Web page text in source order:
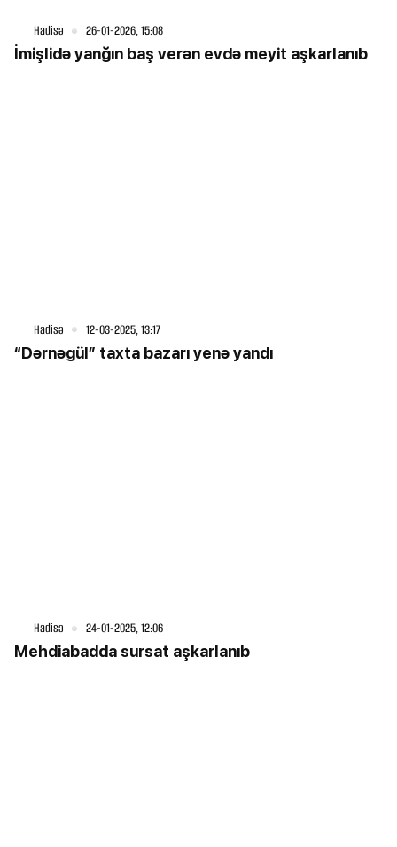
Hadisə 26-01-2026, 15:08
İmişlidə yanğın baş verən evdə meyit aşkarlanıb
Hadisə 12-03-2025, 13:17
“Dərnəgül” taxta bazarı yenə yandı
Hadisə 24-01-2025, 12:06
Mehdiabadda sursat aşkarlanıb